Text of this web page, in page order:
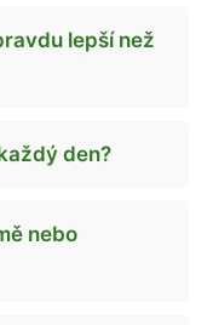
lepší než
den?
nebo